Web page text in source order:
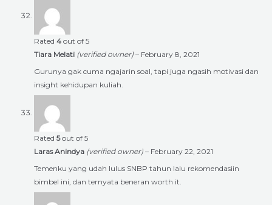
Rated 4 out of 5
Tiara Melati (verified owner) – February 8, 2021
Gurunya gak cuma ngajarin soal, tapi juga ngasih motivasi dan
insight kehidupan kuliah.
Rated 5out of 5
Laras Anindya (verified owner) – February 22, 2021
Temenku yang udah lulus SNBP tahun lalu rekomendasiin
bimbel ini, dan ternyata beneran worth it.